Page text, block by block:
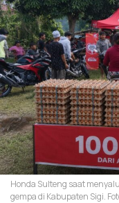
Honda Sulteng saat
gempa di Kabupaten Sigi.